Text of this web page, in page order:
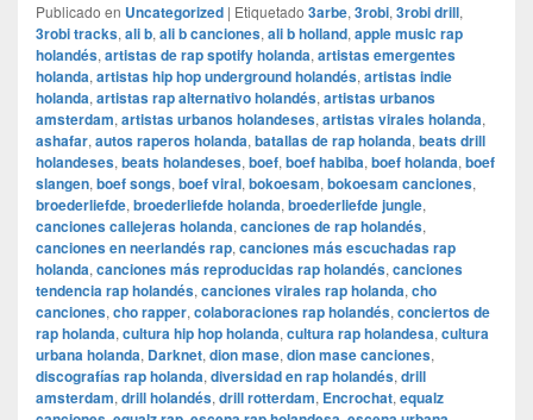
Publicado en Uncategorized | Etiquetado 3arbe, 3robi, 3robi drill,
3robi tracks, ali b, ali b canciones, ali b holland, apple music rap
holandés, artistas de rap spotify holanda, artistas emergentes
holanda, artistas hip hop underground holandés, artistas indie
holanda, artistas rap alternativo holandés, artistas urbanos
amsterdam, artistas urbanos holandeses, artistas virales holanda,
ashafar, autos raperos holanda, batallas de rap holanda, beats drill
holandeses, beats holandeses, boef, boef habiba, boef holanda, boef
slangen, boef songs, boef viral, bokoesam, bokoesam canciones,
broederliefde, broederliefde holanda, broederliefde jungle,
canciones callejeras holanda, canciones de rap holandés,
canciones en neerlandés rap, canciones más escuchadas rap
holanda, canciones más reproducidas rap holandés, canciones
tendencia rap holandés, canciones virales rap holanda, cho
canciones, cho rapper, colaboraciones rap holandés, conciertos de
rap holanda, cultura hip hop holanda, cultura rap holandesa, cultura
urbana holanda, Darknet, dion mase, dion mase canciones,
discografías rap holanda, diversidad en rap holandés, drill
amsterdam, drill holandés, drill rotterdam, Encrochat, equalz